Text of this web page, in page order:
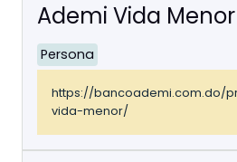
Ademi Vida Menor
Persona
https://bancoademi.com.do/
vida-menor/